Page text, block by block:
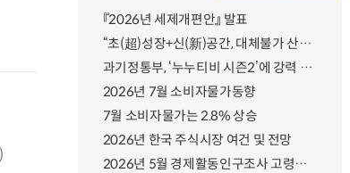
『2026년 세제개편안』 발표
“초(超)성장+신(新)공간, 대체불가 산업강국”
과기정통부, ‘누누티비 시즌2’에 강력 대응 의지 밝혀
2026년 7월 소비자물가동향
7월 소비자물가는 2.8% 상승
2026년 한국 주식시장 여건 및 전망
2026년 5월 경제활동인구조사 고령층 부가조사 결과